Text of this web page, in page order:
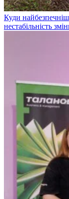
Куди
нестабільність